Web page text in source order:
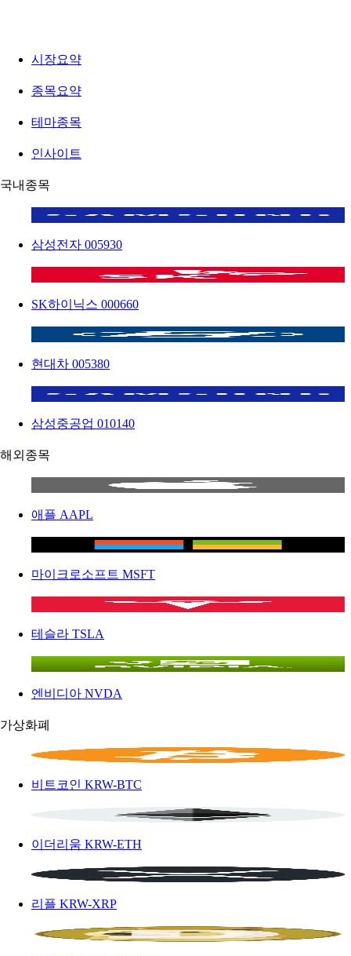
시장요약
종목요약
테마종목
인사이트
국내종목
삼성전자 005930
SK하이닉스 000660
현대차 005380
삼성중공업 010140
해외종목
애플 AAPL
마이크로소프트 MSFT
테슬라 TSLA
엔비디아 NVDA
가상화폐
비트코인 KRW-BTC
이더리움 KRW-ETH
리플 KRW-XRP